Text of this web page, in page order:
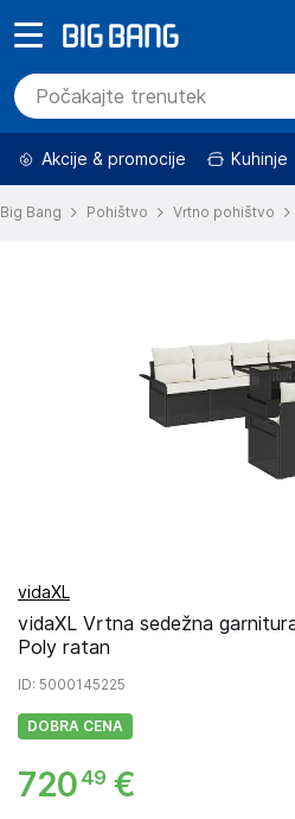
Akcije & promocije Kuhinje
Big Bang Pohištvo Vrtno pohištvo
vidaXL
vidaXL Vrtna sedežna
Poly ratan
ID: 5000145225
DOBRA CENA
720 49 €